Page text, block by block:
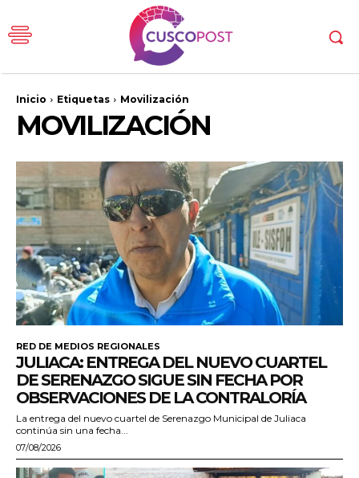
Inicio Etiquetas Movilización
MOVILIZACIÓN
RED DE MEDIOS REGIONALES
JULIACA: ENTREGA DEL NUEVO CUARTEL
DE SERENAZGO SIGUE SIN FECHA POR
OBSERVACIONES DE LA CONTRALORÍA
La entrega del nuevo cuartel de Serenazgo Municipal de Juliaca
continúa sin una fecha...
07/08/2026